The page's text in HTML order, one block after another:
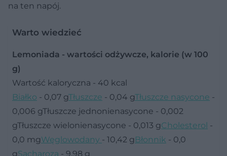
na ten napój.
Warto wiedzieć
Lemoniada - wartości odżywcze, kalorie (w 100
g)
Wartość kaloryczna - 40 kcal
Białko - 0,07 gTłuszcze - 0,04 gTłuszcze nasycone -
0,006 gTłuszcze jednonienasycone - 0,002
gTłuszcze wielonienasycone - 0,013 gCholesterol -
0,0 mgWęglowodany - 10,42 g Błonnik - 0,0
gSacharoza - 9,98 g